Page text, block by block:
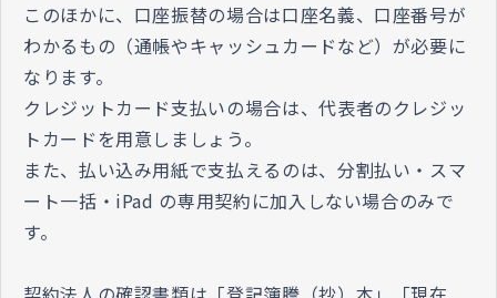
このほかに、口座振替の場合は口座名義、口座番号が
わかるもの（通帳やキャッシュカードなど）が必要に
なります。
クレジットカード支払いの場合は、代表者のクレジッ
トカードを用意しましょう。
また、払い込み用紙で支払えるのは、分割払い・スマ
ート一括・iPad の専用契約に加入しない場合のみで
す。